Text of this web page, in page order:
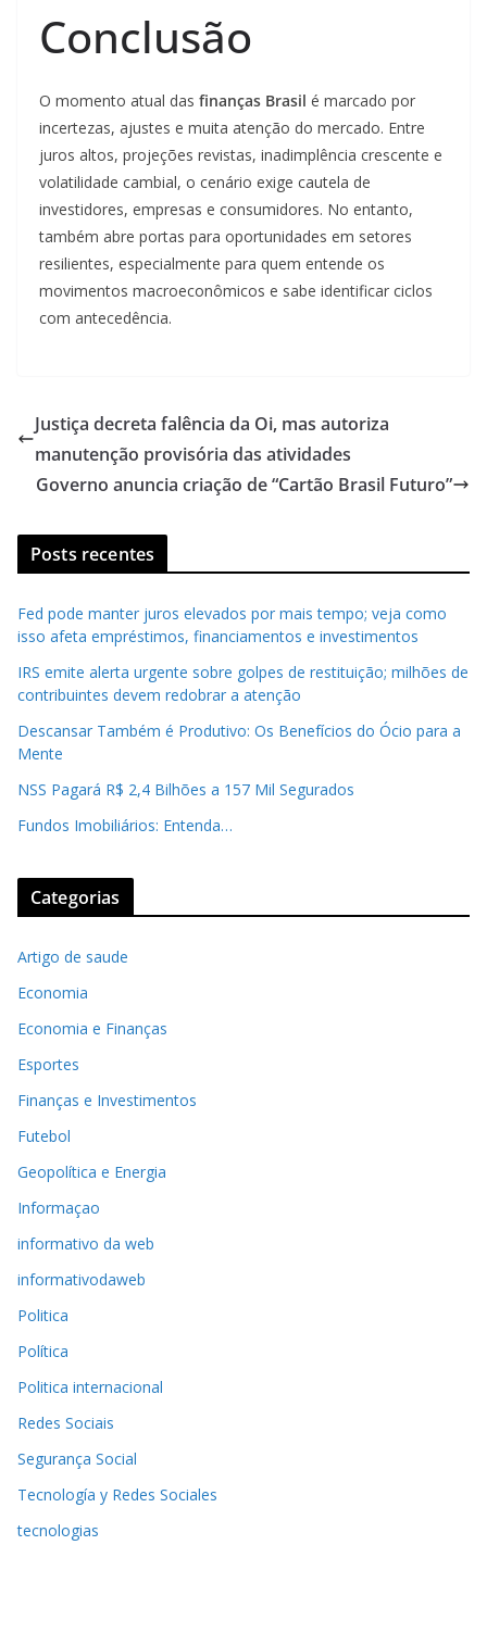
Conclusão
O momento atual das finanças Brasil é marcado por
incertezas, ajustes e muita atenção do mercado. Entre
juros altos, projeções revistas, inadimplência crescente e
volatilidade cambial, o cenário exige cautela de
investidores, empresas e consumidores. No entanto,
também abre portas para oportunidades em setores
resilientes, especialmente para quem entende os
movimentos macroeconômicos e sabe identificar ciclos
com antecedência.
Justiça decreta falência da Oi, mas autoriza
manutenção provisória das atividades
Governo anuncia criação de “Cartão Brasil Futuro”
Posts recentes
Fed pode manter juros elevados por mais tempo; veja como
isso afeta empréstimos, financiamentos e investimentos
IRS emite alerta urgente sobre golpes de restituição; milhões de
contribuintes devem redobrar a atenção
Descansar Também é Produtivo: Os Benefícios do Ócio para a
Mente
NSS Pagará R$ 2,4 Bilhões a 157 Mil Segurados
Fundos Imobiliários: Entenda…
Categorias
Artigo de saude
Economia
Economia e Finanças
Esportes
Finanças e Investimentos
Futebol
Geopolítica e Energia
Informaçao
informativo da web
informativodaweb
Politica
Política
Politica internacional
Redes Sociais
Segurança Social
Tecnología y Redes Sociales
tecnologias